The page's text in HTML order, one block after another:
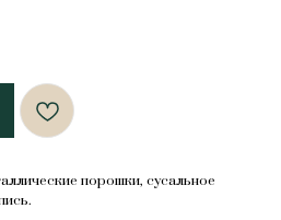
порошки, сусальное